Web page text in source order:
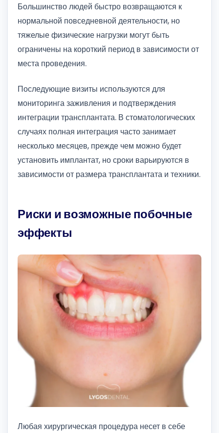
Большинство людей быстро возвращаются к
нормальной повседневной деятельности, но
тяжелые физические нагрузки могут быть
ограничены на короткий период в зависимости от
места проведения.
Последующие визиты используются для
мониторинга заживления и подтверждения
интеграции трансплантата. В стоматологических
случаях полная интеграция часто занимает
несколько месяцев, прежде чем можно будет
установить имплантат, но сроки варьируются в
зависимости от размера трансплантата и техники.
Риски и возможные побочные
эффекты
Любая хирургическая процедура несет в себе